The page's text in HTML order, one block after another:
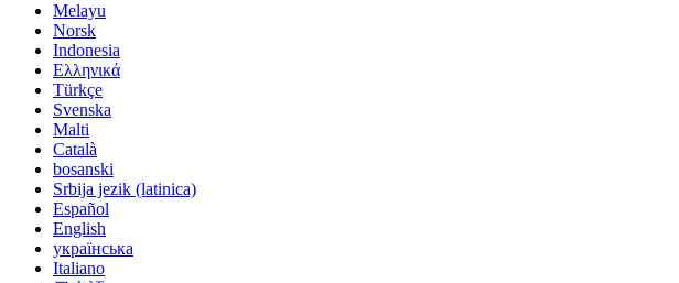
Melayu
Norsk
Indonesia
Ελληνικά
Türkçe
Svenska
Malti
Català
bosanski
Srbija jezik (latinica)
Español
English
українська
Italiano